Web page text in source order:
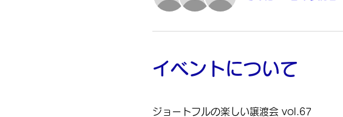
イベントについて
ジョートフルの楽しい譲渡会 vol.67